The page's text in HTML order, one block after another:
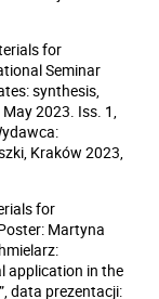
for
Seminar
synthesis,
2023. Iss. 1,
Kraków 2023,
for
Martyna
application in the
data prezentacji: